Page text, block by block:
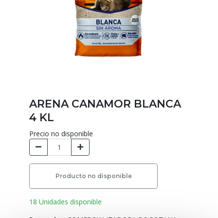
ARENA CANAMOR BLANCA
4 KL
Precio no disponible
Producto no disponible
18 Unidades disponible